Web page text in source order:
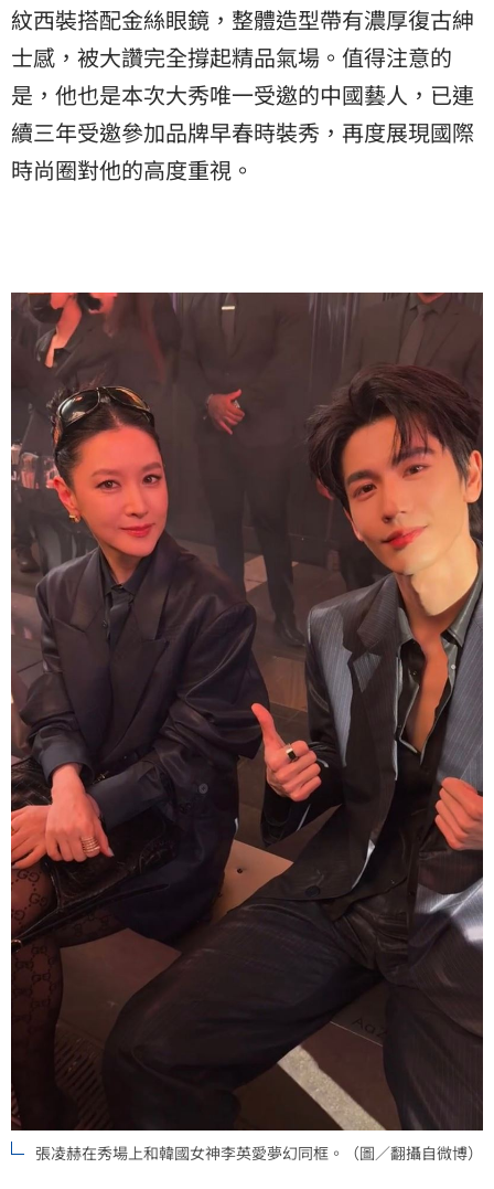
紋西裝搭配金絲眼鏡，整體造型帶有濃厚復古紳
士感，被大讚完全撐起精品氣場。值得注意的
是，他也是本次大秀唯一受邀的中國藝人，已連
續三年受邀參加品牌早春時裝秀，再度展現國際
時尚圈對他的高度重視。
張凌赫在秀場上和韓國女神李英愛夢幻同框。（圖／翻攝自微博）